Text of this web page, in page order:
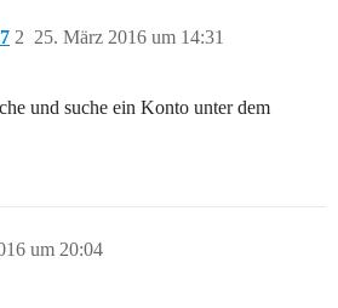
25. März 2016 um 14:31
2
und suche ein Konto unter dem
um 20:04